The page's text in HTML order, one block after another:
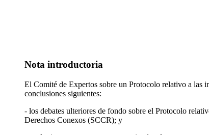
Nota introductoria
El Comité de Expertos sobre un Protocolo relativo a las
conclusiones siguientes:
- los debates ulteriores de fondo sobre el Protocolo
Derechos Conexos (SCCR); y